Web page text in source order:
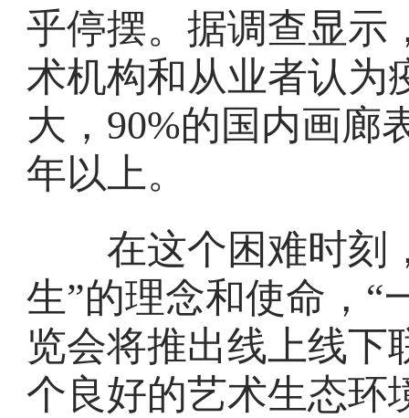
乎停摆。据调查显示
术机构和从业者认为
大，90%的国内画廊
年以上。
在这个困难时刻
生”的理念和使命，“
览会将推出线上线下
个良好的艺术生态环